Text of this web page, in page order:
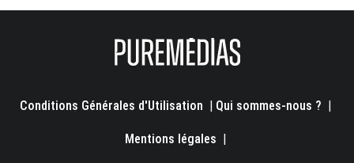
Conditions Générales d'Utilisation | Qui sommes-nous ? |
Mentions légales |